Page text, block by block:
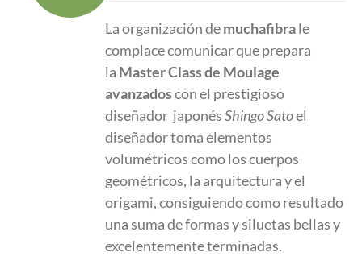
era:
320.00 €.
es:
270.00 €.
La organización demuchafibrale
complace comunicar que prepara
la Master Classde Moulage
avanzadoscon el prestigioso
diseñador japonésShingo Satoel
diseñador toma elementos
volumétricos como los cuerpos
geométricos, la arquitectura y el
origami, consiguiendo como resultado
una suma de formas y siluetas bellas y
excelentemente terminadas.